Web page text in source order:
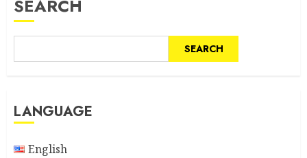
SEARCH
SEARCH
LANGUAGE
English